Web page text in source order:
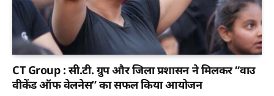
CT Group : सी.टी. ग्रुप और जिला प्रशासन ने मिलकर “वाउ
वीकेंड ऑफ वेलनेस” का सफल किया आयोजन